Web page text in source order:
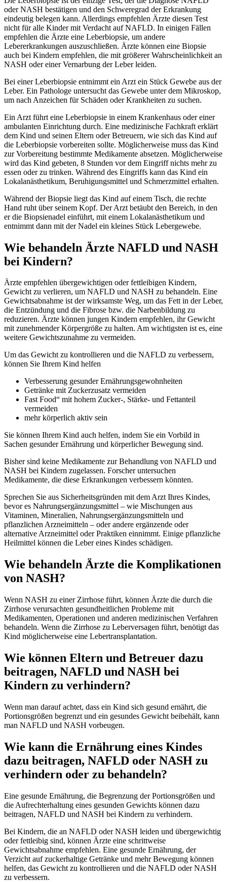
oder NASH bestätigen und den Schweregrad der Erkrankung
eindeutig belegen kann. Allerdings empfehlen Ärzte diesen Test
nicht für alle Kinder mit Verdacht auf NAFLD. In einigen Fällen
empfehlen die Ärzte eine Leberbiopsie, um andere
Lebererkrankungen auszuschließen. Ärzte können eine Biopsie
auch bei Kindern empfehlen, die mit größerer Wahrscheinlichkeit an
NASH oder einer Vernarbung der Leber leiden.
Bei einer Leberbiopsie entnimmt ein Arzt ein Stück Gewebe aus der
Leber. Ein Pathologe untersucht das Gewebe unter dem Mikroskop,
um nach Anzeichen für Schäden oder Krankheiten zu suchen.
Ein Arzt führt eine Leberbiopsie in einem Krankenhaus oder einer
ambulanten Einrichtung durch. Eine medizinische Fachkraft erklärt
dem Kind und seinen Eltern oder Betreuern, wie sich das Kind auf
die Leberbiopsie vorbereiten sollte. Möglicherweise muss das Kind
zur Vorbereitung bestimmte Medikamente absetzen. Möglicherweise
wird das Kind gebeten, 8 Stunden vor dem Eingriff nichts mehr zu
essen oder zu trinken. Während des Eingriffs kann das Kind ein
Lokalanästhetikum, Beruhigungsmittel und Schmerzmittel erhalten.
Während der Biopsie liegt das Kind auf einem Tisch, die rechte
Hand ruht über seinem Kopf. Der Arzt betäubt den Bereich, in den
er die Biopsienadel einführt, mit einem Lokalanästhetikum und
entnimmt dann mit der Nadel ein kleines Stück Lebergewebe.
Wie behandeln Ärzte NAFLD und NASH
bei Kindern?
Ärzte empfehlen übergewichtigen oder fettleibigen Kindern,
Gewicht zu verlieren, um NAFLD und NASH zu behandeln. Eine
Gewichtsabnahme ist der wirksamste Weg, um das Fett in der Leber,
die Entzündung und die Fibrose bzw. die Narbenbildung zu
reduzieren. Ärzte können jungen Kindern empfehlen, ihr Gewicht
mit zunehmender Körpergröße zu halten. Am wichtigsten ist es, eine
weitere Gewichtszunahme zu vermeiden.
Um das Gewicht zu kontrollieren und die NAFLD zu verbessern,
können Sie Ihrem Kind helfen
Verbesserung gesunder Ernährungsgewohnheiten
Getränke mit Zuckerzusatz vermeiden
Fast Food“ mit hohem Zucker-, Stärke- und Fettanteil
vermeiden
mehr körperlich aktiv sein
Sie können Ihrem Kind auch helfen, indem Sie ein Vorbild in
Sachen gesunder Ernährung und körperlicher Bewegung sind.
Bisher sind keine Medikamente zur Behandlung von NAFLD und
NASH bei Kindern zugelassen. Forscher untersuchen
Medikamente, die diese Erkrankungen verbessern könnten.
Sprechen Sie aus Sicherheitsgründen mit dem Arzt Ihres Kindes,
bevor es Nahrungsergänzungsmittel – wie Mischungen aus
Vitaminen, Mineralien, Nahrungsergänzungsmitteln und
pflanzlichen Arzneimitteln – oder andere ergänzende oder
alternative Arzneimittel oder Praktiken einnimmt. Einige pflanzliche
Heilmittel können die Leber eines Kindes schädigen.
Wie behandeln Ärzte die Komplikationen
von NASH?
Wenn NASH zu einer Zirrhose führt, können Ärzte die durch die
Zirrhose verursachten gesundheitlichen Probleme mit
Medikamenten, Operationen und anderen medizinischen Verfahren
behandeln. Wenn die Zirrhose zu Leberversagen führt, benötigt das
Kind möglicherweise eine Lebertransplantation.
Wie können Eltern und Betreuer dazu
beitragen, NAFLD und NASH bei
Kindern zu verhindern?
Wenn man darauf achtet, dass ein Kind sich gesund ernährt, die
Portionsgrößen begrenzt und ein gesundes Gewicht beibehält, kann
man NAFLD und NASH vorbeugen.
Wie kann die Ernährung eines Kindes
dazu beitragen, NAFLD oder NASH zu
verhindern oder zu behandeln?
Eine gesunde Ernährung, die Begrenzung der Portionsgrößen und
die Aufrechterhaltung eines gesunden Gewichts können dazu
beitragen, NAFLD und NASH bei Kindern zu verhindern.
Bei Kindern, die an NAFLD oder NASH leiden und übergewichtig
oder fettleibig sind, können Ärzte eine schrittweise
Gewichtsabnahme empfehlen. Eine gesunde Ernährung, der
Verzicht auf zuckerhaltige Getränke und mehr Bewegung können
helfen, das Gewicht zu kontrollieren und die NAFLD oder NASH
zu verbessern.